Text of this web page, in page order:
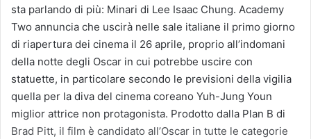
sta parlando di più: Minari di Lee Isaac Chung. Academy
Two annuncia che uscirà nelle sale italiane il primo giorno
di riapertura dei cinema il 26 aprile, proprio all’indomani
della notte degli Oscar in cui potrebbe uscire con
statuette, in particolare secondo le previsioni della vigilia
quella per la diva del cinema coreano Yuh-Jung Youn
miglior attrice non protagonista. Prodotto dalla Plan B di
Brad Pitt, il film è candidato all’Oscar in tutte le categorie